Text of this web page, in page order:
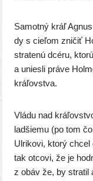
Samotný kráľ
dy s cie­ľom zni­čiť
stra­te­nú dcé­ru,
a unies­li prá­ve
kráľovstva.
Vládu nad
lad­šie­mu (po tom
Ulrikovi, kto­rý
tak otco­vi, že je
z obáv že, by stra­til